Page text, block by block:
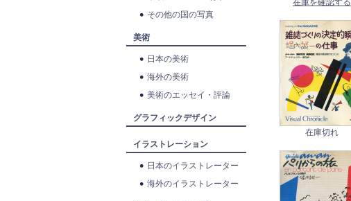
その他の国の写真
美術
日本の美術
海外の美術
美術のエッセイ・評論
グラフィックデザイン
イラストレーション
日本のイラストレーター
海外のイラストレーター
在庫を確認する
在庫切れ